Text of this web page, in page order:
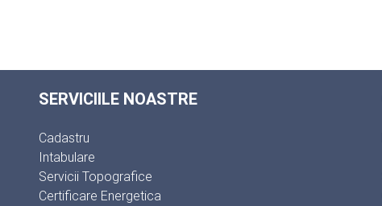
SERVICIILE NOASTRE
Cadastru
Intabulare
Servicii Topografice
Certificare Energetica